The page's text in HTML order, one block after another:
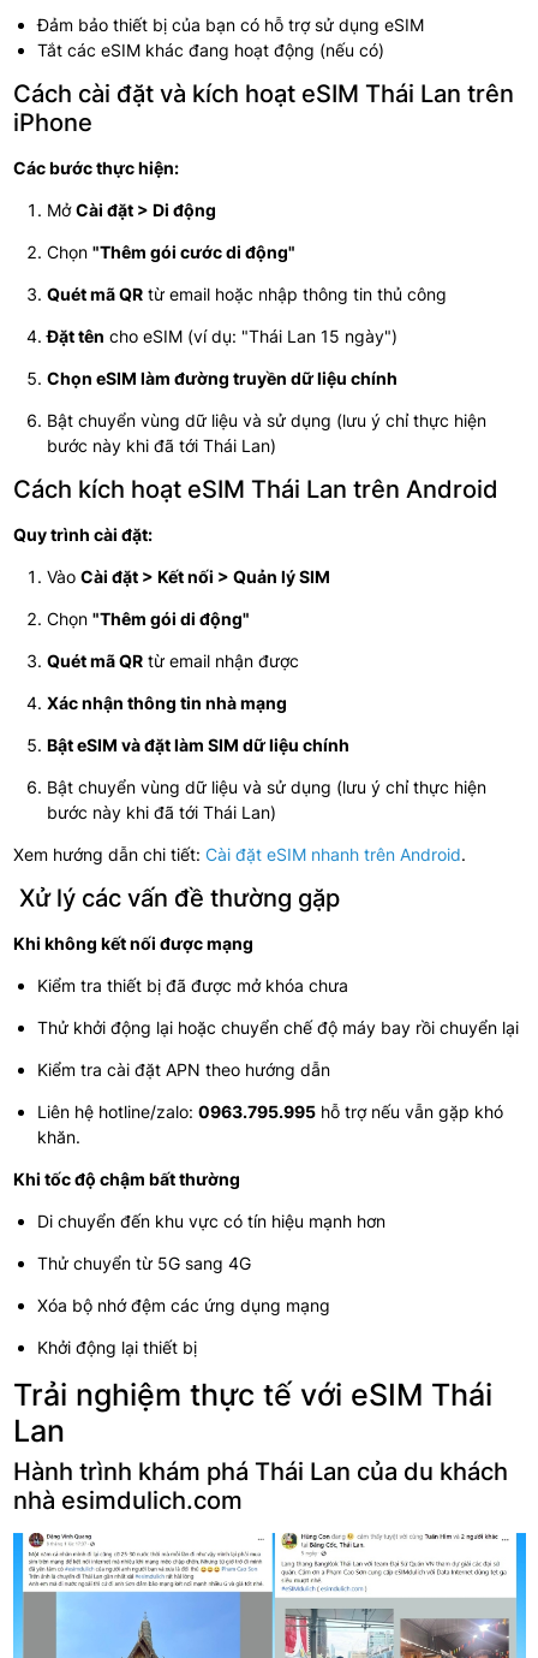
Đảm bảo thiết bị của bạn có hỗ trợ sử dụng eSIM
Tắt các eSIM khác đang hoạt động (nếu có)
Cách cài đặt và kích hoạt eSIM Thái Lan trên
iPhone
Các bước thực hiện:
Mở Cài đặt > Di động
Chọn "Thêm gói cước di động"
Quét mã QR từ email hoặc nhập thông tin thủ công
Đặt tên cho eSIM (ví dụ: "Thái Lan 15 ngày")
Chọn eSIM làm đường truyền dữ liệu chính
Bật chuyển vùng dữ liệu và sử dụng (lưu ý chỉ thực hiện
bước này khi đã tới Thái Lan)
Cách kích hoạt eSIM Thái Lan trên Android
Quy trình cài đặt:
Vào Cài đặt > Kết nối > Quản lý SIM
Chọn "Thêm gói di động"
Quét mã QR từ email nhận được
Xác nhận thông tin nhà mạng
Bật eSIM và đặt làm SIM dữ liệu chính
Bật chuyển vùng dữ liệu và sử dụng (lưu ý chỉ thực hiện
bước này khi đã tới Thái Lan)
Xem hướng dẫn chi tiết: Cài đặt eSIM nhanh trên Android.
Xử lý các vấn đề thường gặp
Khi không kết nối được mạng
Kiểm tra thiết bị đã được mở khóa chưa
Thử khởi động lại hoặc chuyển chế độ máy bay rồi chuyển lại
Kiểm tra cài đặt APN theo hướng dẫn
Liên hệ hotline/zalo: 0963.795.995hỗ trợ nếu vẫn gặp khó
khăn.
Khi tốc độ chậm bất thường
Di chuyển đến khu vực có tín hiệu mạnh hơn
Thử chuyển từ 5G sang 4G
Xóa bộ nhớ đệm các ứng dụng mạng
Khởi động lại thiết bị
Trải nghiệm thực tế với eSIM Thái
Lan
Hành trình khám phá Thái Lan của du khách
nhà esimdulich.com